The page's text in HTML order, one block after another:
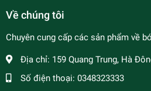
Về chúng tôi
Chuyên cung cấp các sản phẩm về
Địa chỉ: 159 Quang Trung, Hà
Số điện thoại: 0348323333